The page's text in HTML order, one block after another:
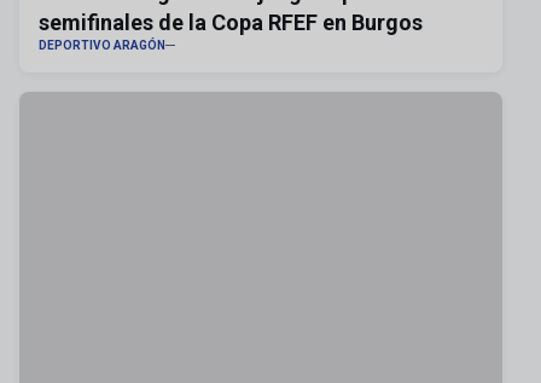
semifinales de la Copa RFEF en Burgos
DEPORTIVO ARAGÓN